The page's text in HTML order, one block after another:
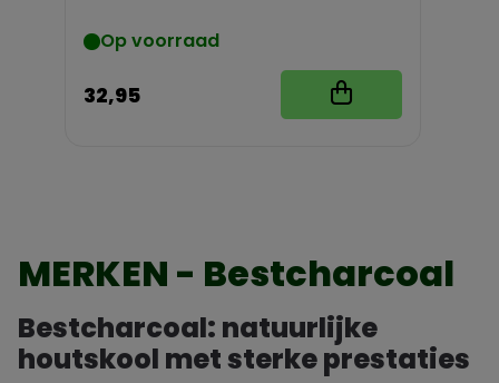
Op voorraad
32,95
MERKEN - Bestcharcoal
Bestcharcoal: natuurlijke
houtskool met sterke prestaties